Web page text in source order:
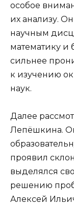
особое
их анализу.
научным
математику и
сильнее
к изучению
наук.
Далее
Лепёшкина.
проявил
выделялся
решению
Алексей